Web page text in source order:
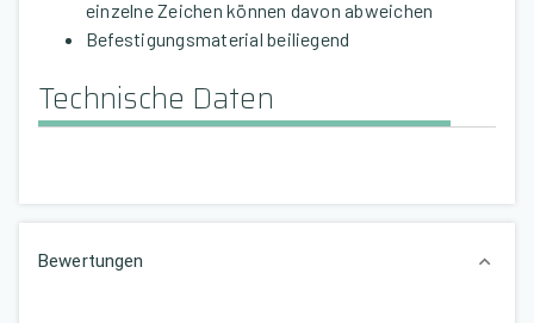
einzelne Zeichen können davon abweichen
Befestigungsmaterial beiliegend
Technische Daten
Bewertungen